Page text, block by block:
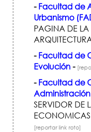
- Facultad de
Urbanismo
PAGINA DE LA
- Facultad de
Evolución-
- Facultad de
Administración
SERVIDOR DE
[reportar link roto]